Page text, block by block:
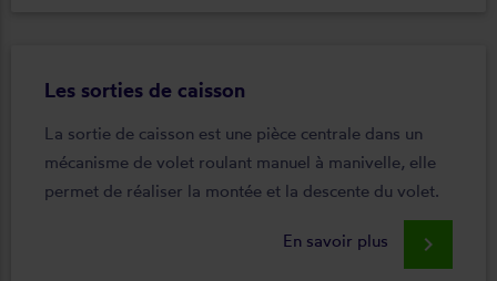
Les sorties de caisson
La sortie de caisson est une pièce centrale dans un
mécanisme de volet roulant manuel à manivelle, elle
permet de réaliser la montée et la descente du volet.
En savoir plus keyboard_arrow_right